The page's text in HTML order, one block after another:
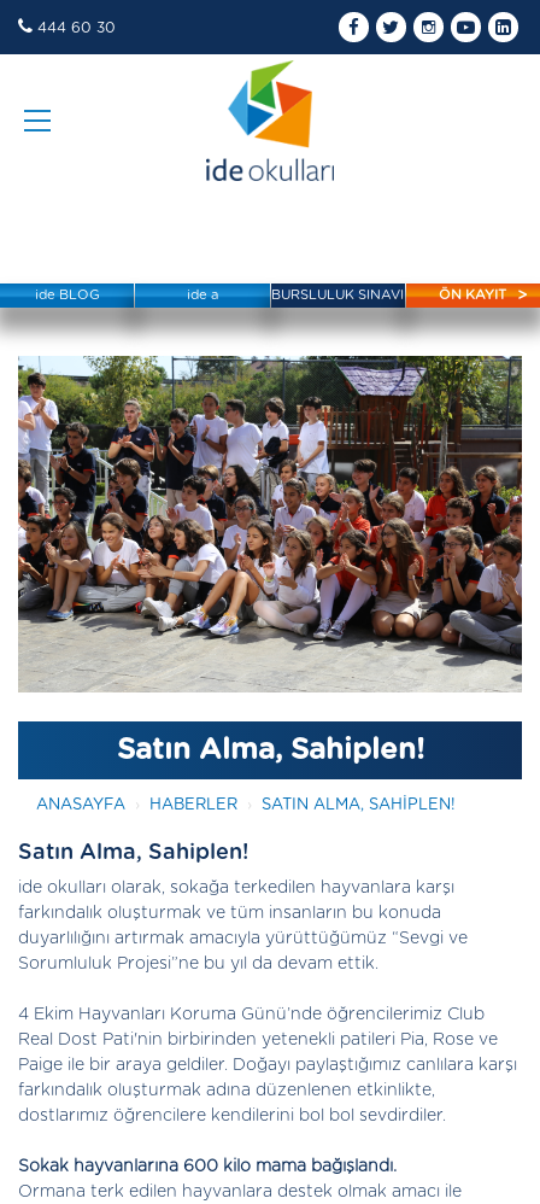
444 60 30
ide BLOG ide a BURSLULUK SINAVI ÖN KAYIT
Satın Alma, Sahiplen!
ANASAYFA HABERLER SATIN ALMA, SAHIPLEN!
Satın Alma, Sahiplen!
ide okulları olarak, sokağa terkedilen hayvanlara karşı
farkındalık oluşturmak ve tüm insanların bu konuda
duyarlılığını artırmak amacıyla yürüttüğümüz “Sevgi ve
Sorumluluk Projesi”ne bu yıl da devam ettik.
4 Ekim Hayvanları Koruma Günü’nde öğrencilerimiz Club
Real Dost Pati'nin birbirinden yetenekli patileri Pia, Rose ve
Paige ile bir araya geldiler. Doğayı paylaştığımız canlılara karşı
farkındalık oluşturmak adına düzenlenen etkinlikte,
dostlarımız öğrencilere kendilerini bol bol sevdirdiler.
Sokak hayvanlarına 600 kilo mama bağışlandı.
Ormana terk edilen hayvanlara destek olmak amacı ile